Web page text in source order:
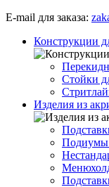
E-mail для заказа:
Конструкции
Стойки
Изделия из
Подиумы